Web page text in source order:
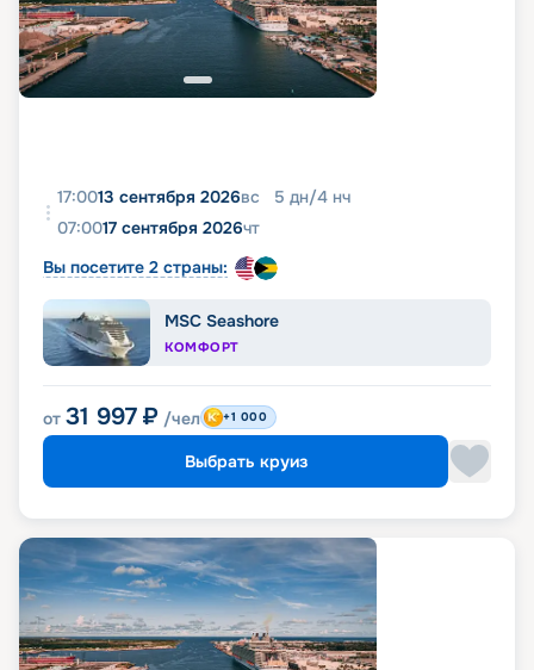
17:0013 сентября 2026вс 5 дн/4 нч
07:0017 сентября 2026чт
Вы посетите 2 страны:
MSC Seashore
КОМФОРТ
от 31 997 ₽ /чел +1 000
Выбрать круиз